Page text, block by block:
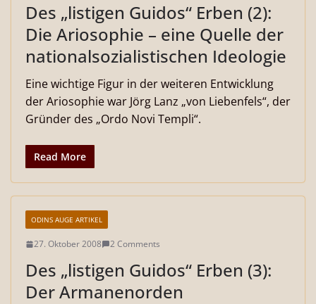
Des „listigen Guidos“ Erben (2):
Die Ariosophie – eine Quelle der
nationalsozialistischen Ideologie
Eine wichtige Figur in der weiteren Entwicklung
der Ariosophie war Jörg Lanz „von Liebenfels“, der
Gründer des „Ordo Novi Templi“.
Read More
ODINS AUGE ARTIKEL
27. Oktober 2008 2 Comments
Des „listigen Guidos“ Erben (3):
Der Armanenorden